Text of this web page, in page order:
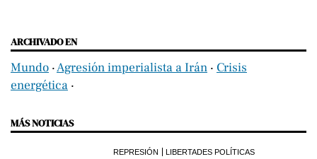
ARCHIVADO EN
Mundo ‧Agresión imperialista a Irán ‧ Crisis
energética ‧
MÁS NOTICIAS
REPRESIÓN LIBERTADES POLÍTICAS